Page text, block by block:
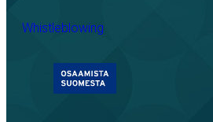
Whistleblowing